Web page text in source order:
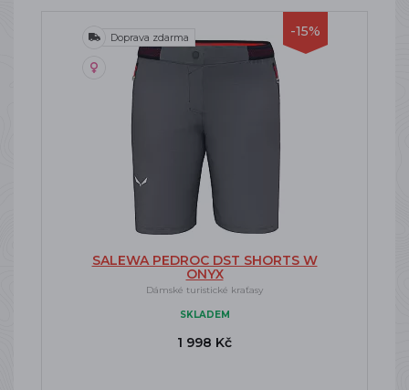
-15%
Doprava zdarma
SALEWA PEDROC DST SHORTS W
ONYX
Dámské turistické kraťasy
SKLADEM
1 998 Kč